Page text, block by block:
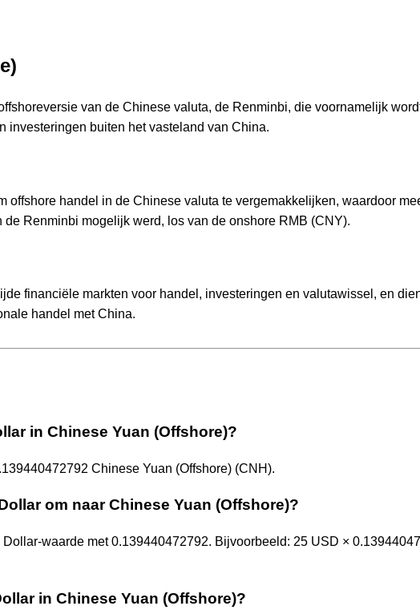
van de Chinese valuta, de Renminbi, die voornamelijk
investeringen buiten het vasteland van China.
offshore handel in de Chinese valuta te vergemakkelijken, waardoor
Renminbi mogelijk werd, los van de onshore RMB (CNY).
financiële markten voor handel, investeringen en valutawissel, en
handel met China.
in Chinese Yuan (Offshore)?
Chinese Yuan (Offshore) (CNH).
om naar Chinese Yuan (Offshore)?
waarde met 0.139440472792. Bijvoorbeeld: 25 USD ×
in Chinese Yuan (Offshore)?